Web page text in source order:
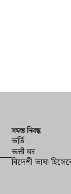
সমস্ত নিবন্ধ
ভর্তি
रूसी घर
বিদেশী ভাষা